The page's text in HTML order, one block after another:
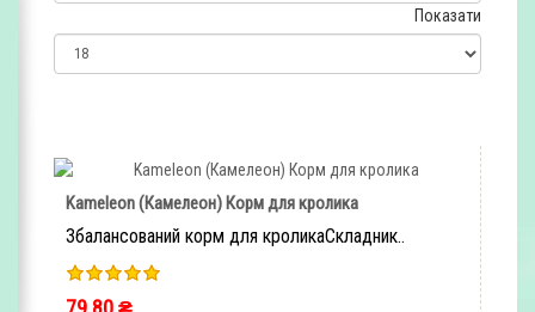
Показати
Kameleon (Камелеон) Корм для кролика
Збалансований корм для кроликаСкладник..